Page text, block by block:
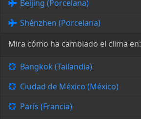
Beijing (Porcelana)
Shénzhen (Porcelana)
Mira cómo ha cambiado el clima en:
Bangkok (Tailandia)
Ciudad de México (México)
París (Francia)